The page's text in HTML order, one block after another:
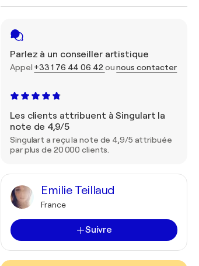
Parlez à un conseiller artistique
Appel +33 1 76 44 06 42 ounous contacter
Les clients attribuent à Singulart la
note de 4,9/5
Singulart a reçu la note de 4,9/5 attribuée
par plus de 20 000 clients.
Emilie Teillaud
France
Suivre